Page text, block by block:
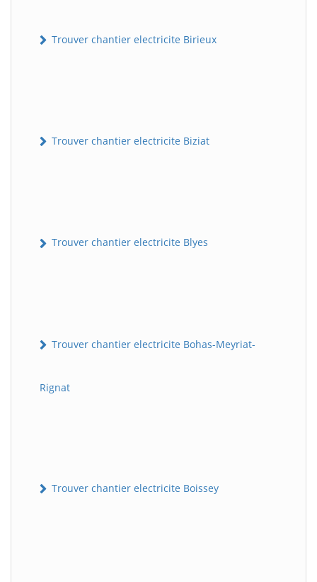
Trouver chantier electricite Birieux
Trouver chantier electricite Biziat
Trouver chantier electricite Blyes
Trouver chantier electricite Bohas-Meyriat-
Rignat
Trouver chantier electricite Boissey